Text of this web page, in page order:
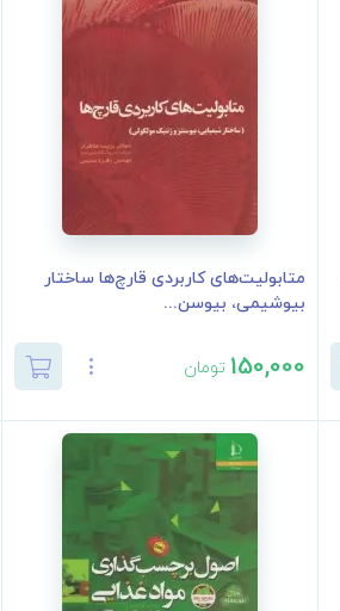
متابولیت‌های کاربردی قارچ‌ها ساختار
بیوشیمی، بیوسن...
150,000 تومان